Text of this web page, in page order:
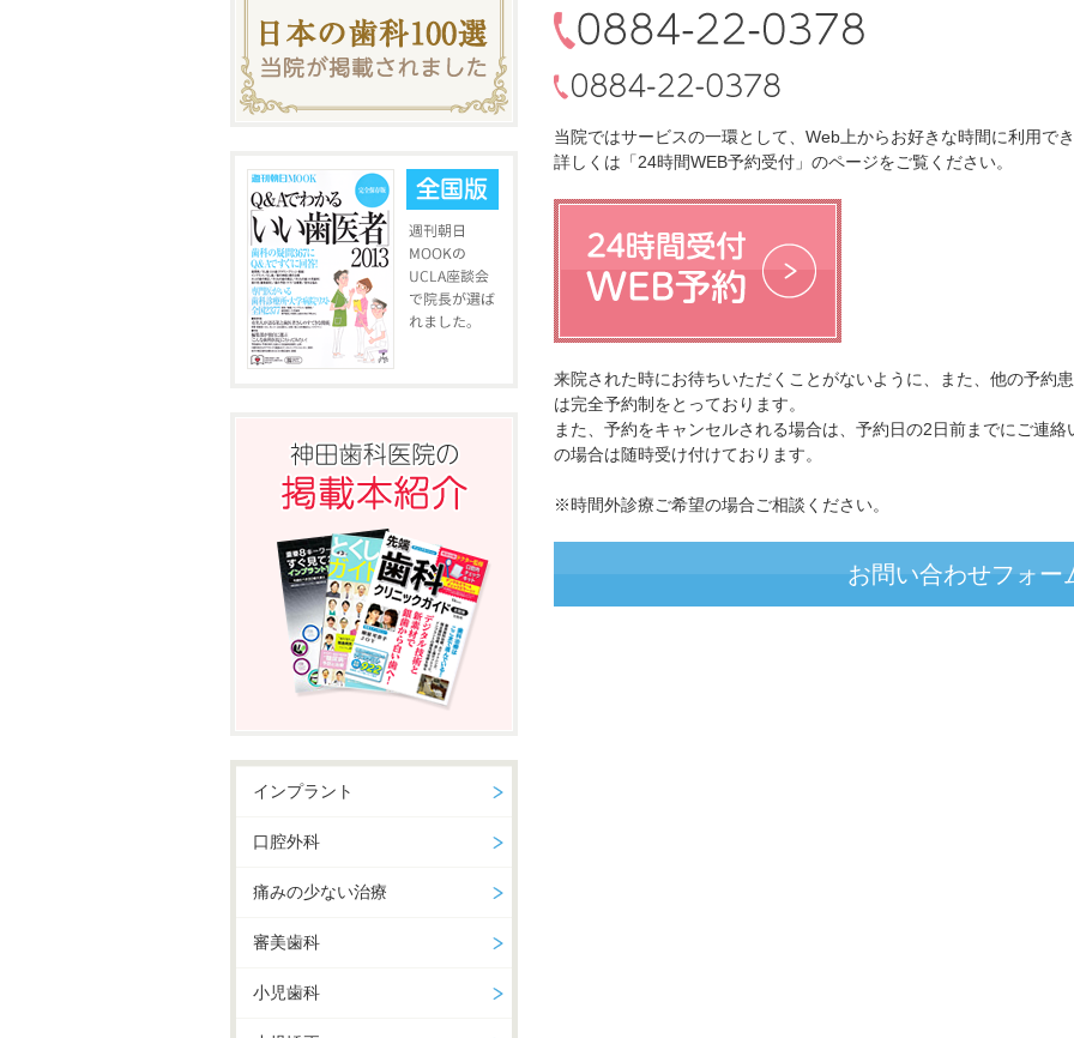
当院ではサービスの一環として、Web上からお好きな時間に利用で
詳しくは「24時間WEB予約受付 」のページをご覧ください。
来院された時にお待ちいただくことがないように、また、他の予約
は完全予約制をとっております。
また、予約をキャンセルされる場合は、予約日の2日前までにご連
の場合は随時受け付けております。
※時間外診療ご希望の場合ご相談ください。
お問い合わせフォー
インプラント
口腔外科
痛みの少ない治療
審美歯科
小児歯科